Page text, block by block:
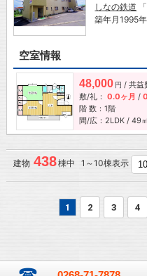
しなの鉄道 「
築年月1995
空室情報
48,000 円 / 共益
敷/礼： 0.0ヶ月 /
階 数：1階
間/広：2LDK / 49㎡
建物 438棟中 1～10棟表示
1 2 3 4